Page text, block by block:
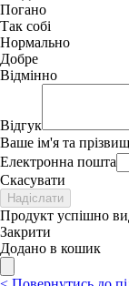
Погано
Так собі
Нормально
Добре
Відмінно
Відгук
Ваше ім'я та
Електронна пошта
Скасувати
Надіслати
Продукт успішно
Закрити
Додано в кошик